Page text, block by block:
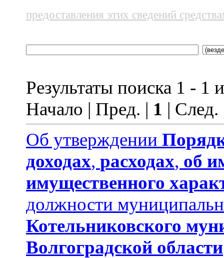
предоставления этих сведений
Результаты поиска 1 - 1
Начало | Пред. | 1 |
Об утверждении
доходах, расходах, об
имущественного
должности
Котельниковского
Волгоградской области